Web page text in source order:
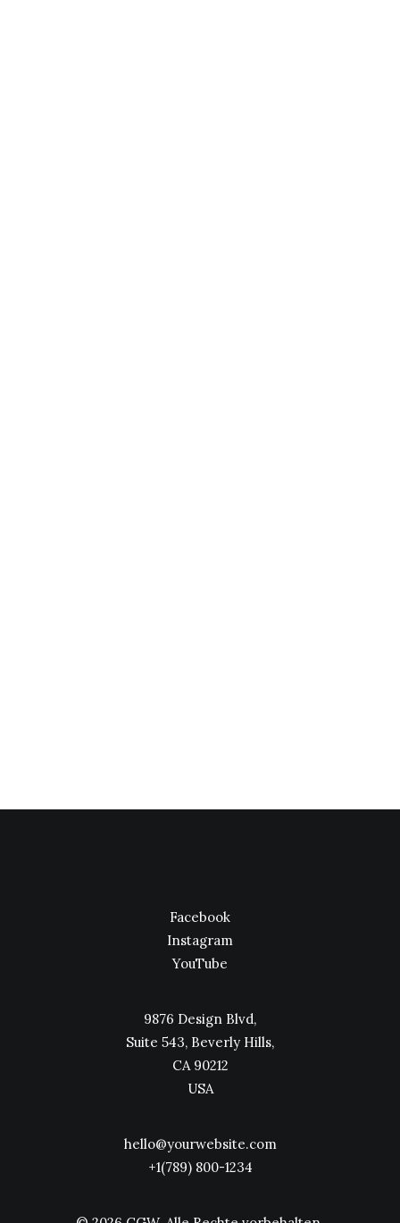
Facebook
Instagram
YouTube
9876 Design Blvd,
Suite 543, Beverly Hills,
CA 90212
USA
hello@yourwebsite.com
+1(789) 800-1234